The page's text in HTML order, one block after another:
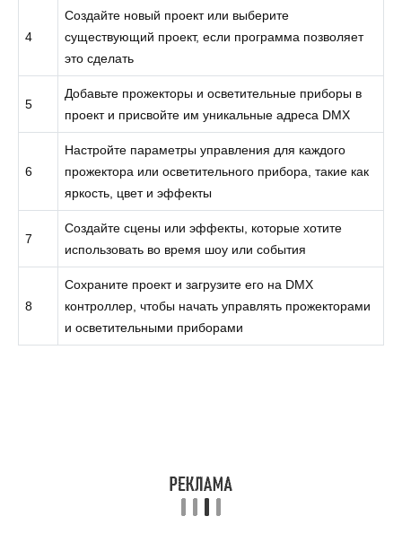
4
Создайте новый проект или выберите
существующий проект, если программа позволяет
это сделать
5
Добавьте прожекторы и осветительные приборы в
проект и присвойте им уникальные адреса DMX
6
Настройте параметры управления для каждого
прожектора или осветительного прибора, такие как
яркость, цвет и эффекты
7
Создайте сцены или эффекты, которые хотите
использовать во время шоу или события
8
Сохраните проект и загрузите его на DMX
контроллер, чтобы начать управлять прожекторами
и осветительными приборами